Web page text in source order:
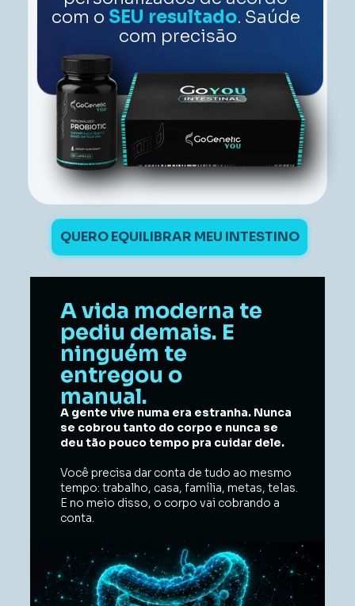
com o SEU resultado. Saúde
com precisão
QUERO EQUILIBRAR MEU INTESTINO
A vida moderna te
pediu demais. E
ninguém te
entregou o
manual.
A gente vive numa era estranha. Nunca
se cobrou tanto do corpo e nunca se
deu tão pouco tempo pra cuidar dele.
Você precisa dar conta de tudo ao mesmo
tempo: trabalho, casa, família, metas, telas.
E no meio disso, o corpo vai cobrando a
conta.